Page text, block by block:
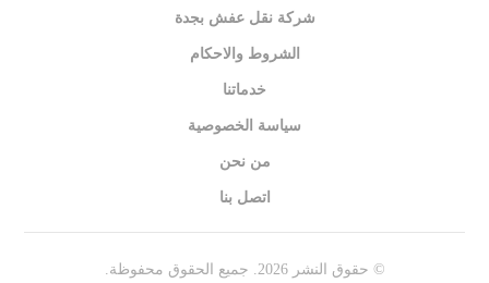
شركة نقل عفش بجدة
الشروط والاحكام
خدماتنا
سياسة الخصوصية
من نحن
اتصل بنا
© حقوق النشر 2026. جميع الحقوق محفوظة.